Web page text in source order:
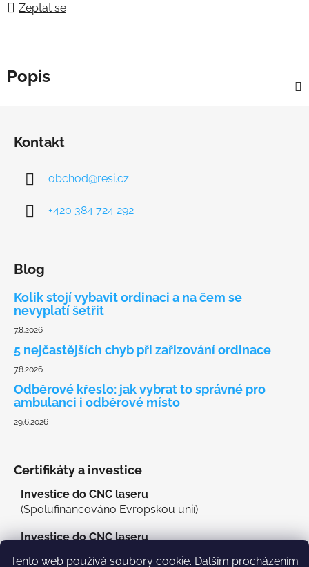
Tento web používá soubory cookie. Dalším procházením
Zeptat se
Popis
Kontakt
obchod@resi.cz
+420 384 724 292
Blog
Kolik stojí vybavit ordinaci a na čem se
nevyplatí šetřit
7.8.2026
5 nejčastějších chyb při zařizování ordinace
7.8.2026
Odběrové křeslo: jak vybrat to správné pro
ambulanci i odběrové místo
29.6.2026
Certifikáty a investice
Investice do CNC laseru
(Spolufinancováno Evropskou unií)
Investice do CNC laseru